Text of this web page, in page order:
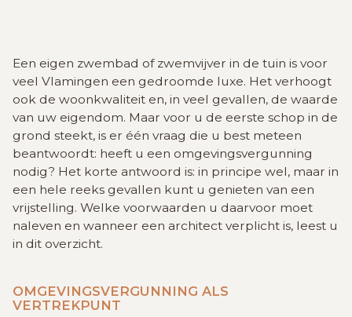
HUIZEN ALERT CONTACT
Een eigen zwembad of zwemvijver in de tuin is voor
veel Vlamingen een gedroomde luxe. Het verhoogt
ook de woonkwaliteit en, in veel gevallen, de waarde
van uw eigendom. Maar voor u de eerste schop in de
grond steekt, is er één vraag die u best meteen
beantwoordt: heeft u een omgevingsvergunning
nodig? Het korte antwoord is: in principe wel, maar in
een hele reeks gevallen kunt u genieten van een
vrijstelling. Welke voorwaarden u daarvoor moet
naleven en wanneer een architect verplicht is, leest u
in dit overzicht.
OMGEVINGSVERGUNNING ALS
VERTREKPUNT